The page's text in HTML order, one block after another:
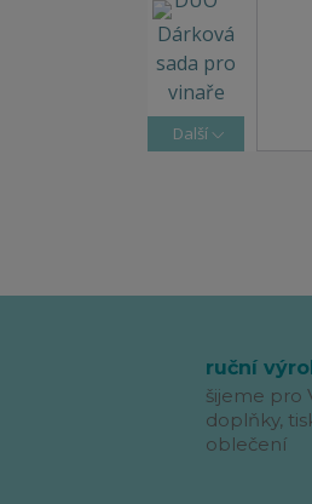
Další
ruční
šijeme pro
doplňky,
oblečení